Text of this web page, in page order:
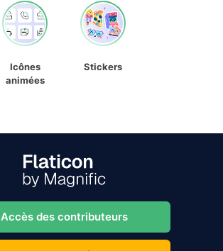
Icônes
animées
Stickers
Accès des contributeurs